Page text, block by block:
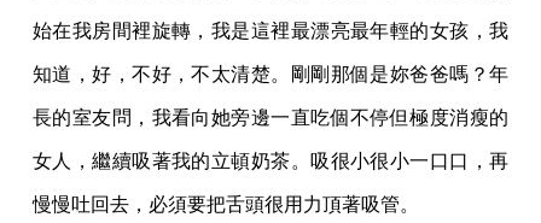
始在我房間裡旋轉，我是這裡最漂亮最年輕的女孩，我
知道，好，不好，不太清楚。剛剛那個是妳爸爸嗎？年
長的室友問，我看向她旁邊一直吃個不停但極度消瘦的
女人，繼續吸著我的立頓奶茶。吸很小很小一口口，再
慢慢吐回去，必須要把舌頭很用力頂著吸管。